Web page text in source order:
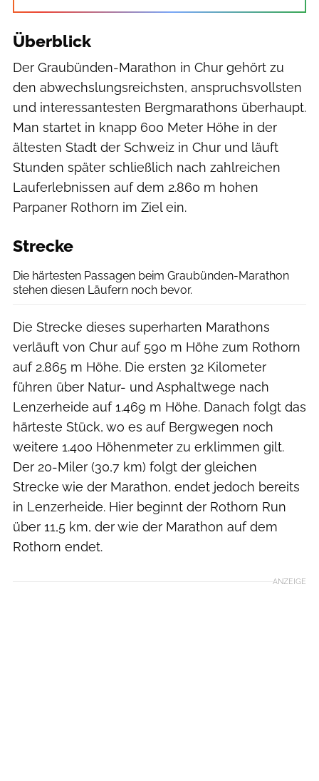
Überblick
Der Graubünden-Marathon in Chur gehört zu
den abwechslungsreichsten, anspruchsvollsten
und interessantesten Bergmarathons überhaupt.
Man startet in knapp 600 Meter Höhe in der
ältesten Stadt der Schweiz in Chur und läuft
Stunden später schließlich nach zahlreichen
Lauferlebnissen auf dem 2.860 m hohen
Parpaner Rothorn im Ziel ein.
Strecke
Die härtesten Passagen beim Graubünden-Marathon
stehen diesen Läufern noch bevor.
Die Strecke dieses superharten Marathons
verläuft von Chur auf 590 m Höhe zum Rothorn
auf 2.865 m Höhe. Die ersten 32 Kilometer
führen über Natur- und Asphaltwege nach
Lenzerheide auf 1.469 m Höhe. Danach folgt das
härteste Stück, wo es auf Bergwegen noch
weitere 1.400 Höhenmeter zu erklimmen gilt.
Der 20-Miler (30,7 km) folgt der gleichen
Strecke wie der Marathon, endet jedoch bereits
in Lenzerheide. Hier beginnt der Rothorn Run
über 11,5 km, der wie der Marathon auf dem
Rothorn endet.
ANZEIGE